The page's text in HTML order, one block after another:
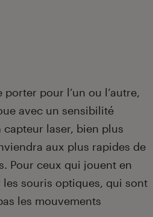
pour l’un ou l’autre,
avec un sensibilité
laser, bien plus
aux plus rapides de
Pour ceux qui jouent en
souris optiques, qui sont
les mouvements